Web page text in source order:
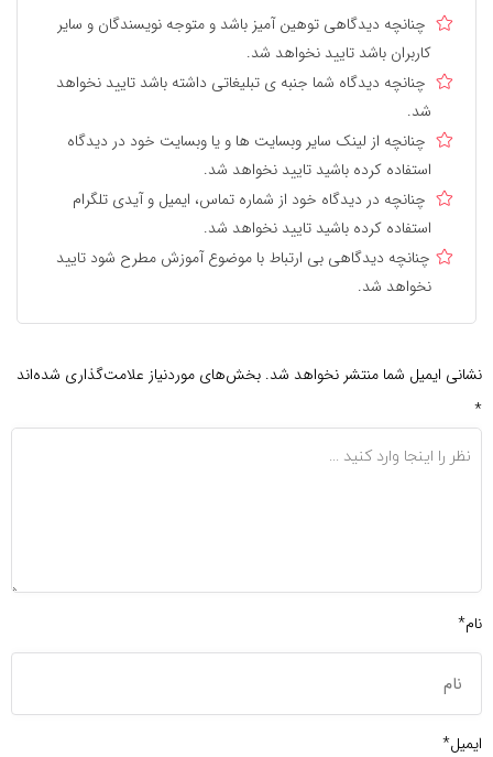
چنانچه دیدگاهی توهین آمیز باشد و متوجه نویسندگان و سایر
کاربران باشد تایید نخواهد شد.
چنانچه دیدگاه شما جنبه ی تبلیغاتی داشته باشد تایید نخواهد
شد.
چنانچه از لینک سایر وبسایت ها و یا وبسایت خود در دیدگاه
استفاده کرده باشید تایید نخواهد شد.
چنانچه در دیدگاه خود از شماره تماس، ایمیل و آیدی تلگرام
استفاده کرده باشید تایید نخواهد شد.
چنانچه دیدگاهی بی ارتباط با موضوع آموزش مطرح شود تایید
نخواهد شد.
نشانی ایمیل شما منتشر نخواهد شد. بخش‌های موردنیاز علامت‌گذاری شده‌اند
*
نام*
ایمیل*